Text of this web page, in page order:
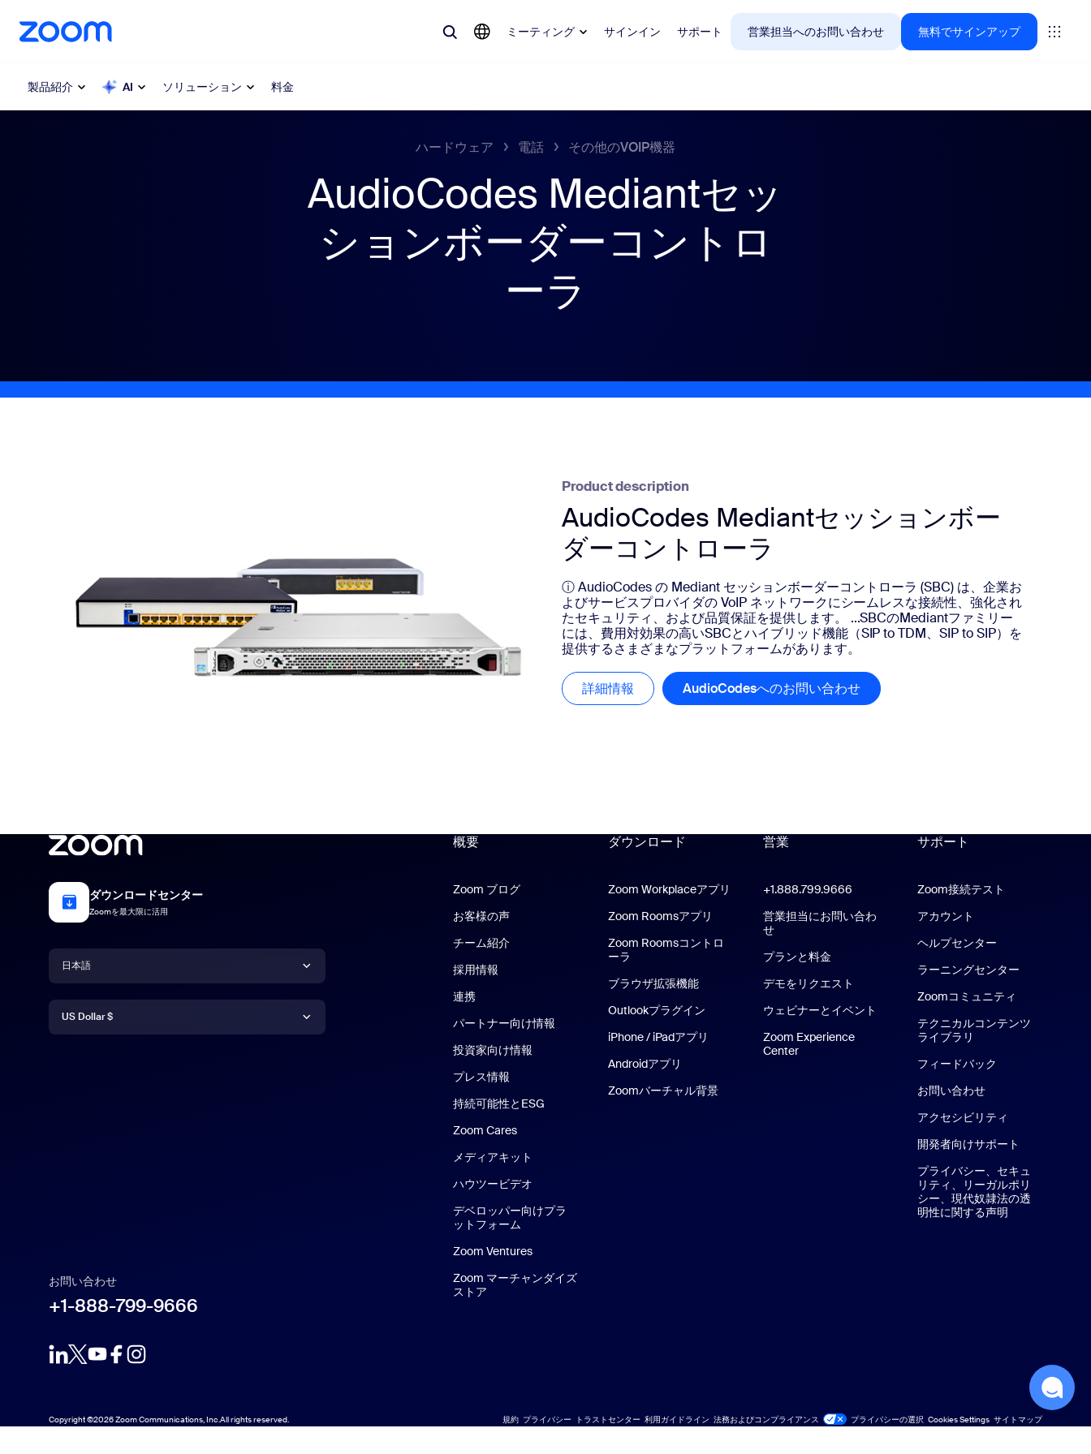
テンツへスキップ
ャットへスキップ
製品紹介 AI ソリューション 料金
ミーティング サインイン サポート 営業担当へのお問い合わせ 無料でサインアップ
注目を集めているもの、トレンドになっているもの、話題を呼んでいるもの — Zoomのお客様が今関心を寄せているソリューションをご紹
介します。
My Notes ミーティング
ハードウェア 電話 その他のVOIP機器
AudioCodes Mediantセッ
ションボーダーコントロ
ーラ
Product description
AudioCodes Mediantセッションボー
ダーコントローラ
ⓘ AudioCodes の Mediant セッションボーダーコントローラ (SBC) は、企業お
よびサービスプロバイダの VoIP ネットワークにシームレスな接続性、強化され
たセキュリティ、および品質保証を提供します。 ...SBCのMediantファミリー
には、費用対効果の高いSBCとハイブリッド機能（SIP to TDM、SIP to SIP）を
提供するさまざまなプラットフォームがあります。
詳細情報 詳細情報AudioCodesへのお問い合わせ AudioCodesへのお問い合わせ
ダウンロードセンター
Zoomを最大限に活用
言語
日本語
Deutsch
한국어
通貨
US Dollar $
お問い合わせ
+1-888-799-9666
概要
Zoom ブログ
お客様の声
チーム紹介
採用情報
連携
パートナー向け情報
投資家向け情報
プレス情報
持続可能性とESG
Zoom Cares
メディアキット
ハウツービデオ
デベロッパー向けプラ
ットフォーム
Zoom Ventures
Zoom マーチャンダイズ
ストア
ダウンロード
Zoom Workplaceアプリ
Zoom Workplaceアプリ
Zoom Roomsアプリ
Zoom Roomsアプリ
Zoom Roomsコントロ
ーラ
ブラウザ拡張機能
Outlookプラグイン
iPhone / iPadアプリ
iPhone / iPadアプリ
Androidアプリ
Zoomバーチャル背景
営業
+1.888.799.9666 クリックで発信
営業担当にお問い合わ
せ
プランと料金
デモをリクエスト
ウェビナーとイベント
Zoom Experience
CenterZoom Experience Center
サポート
サポート
Zoom接続テスト
アカウント
ヘルプセンター
ラーニングセンター
Zoomコミュニティ
テクニカルコンテンツ
ライブラリ
フィードバック
お問い合わせ
アクセシビリティ
開発者向けサポート
プライバシー、セキュ
リティ、リーガルポリ
シー、現代奴隷法の透
明性に関する声明
Copyright ©2026 Zoom Communications, Inc.All rights reserved. 規約 プライバシー トラストセンター 利用ガイドライン 法務およびコンプライアンス プライバシーの選択 Cookies Settings サイトマップ
サイトマップ